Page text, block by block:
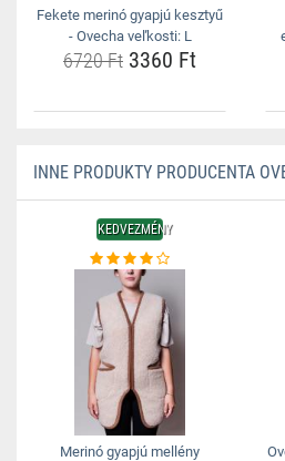
Fekete merinó gyapjú kesztyű
- Ovecha veľkosti: L
6720 Ft 3360 Ft
INNE PRODUKTY PRODUCENTA
KEDVEZMÉNY
Merinó gyapjú mellény